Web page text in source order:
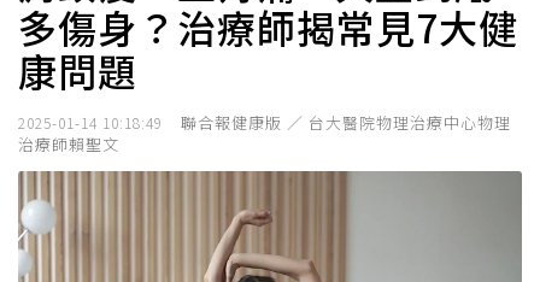
多傷身？治療師揭常見7大健
康問題
2025-01-14 10:18:49
聯合報健康版 ／ 台大醫院物理治療中心物理
治療師賴聖文